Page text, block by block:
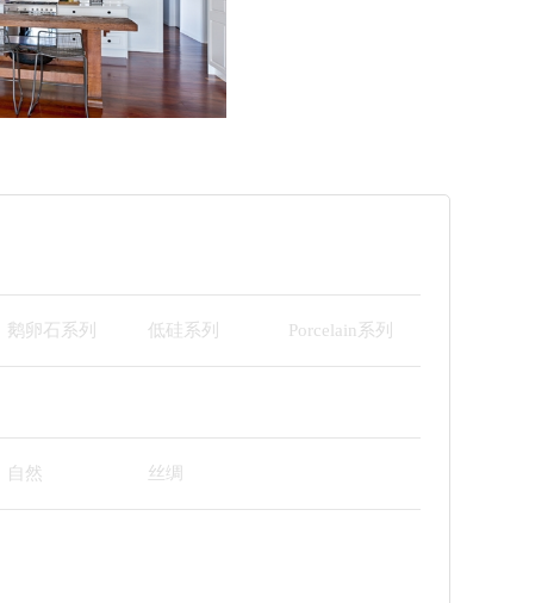
鹅卵石系列 低硅系列 Porcelain系列
自然 丝绸